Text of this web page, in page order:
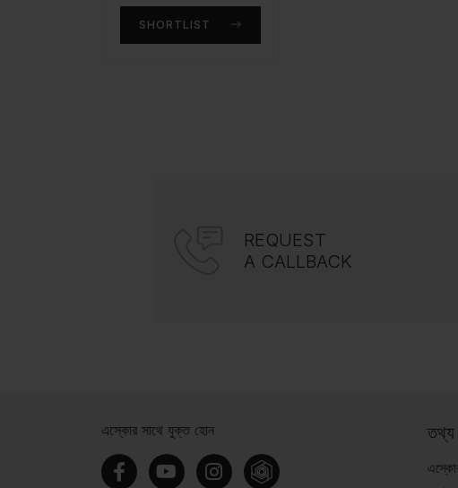
SHORTLIST
REQUEST
A CALLBACK
এস্কোর সাথে যুক্ত হোন তথ্য